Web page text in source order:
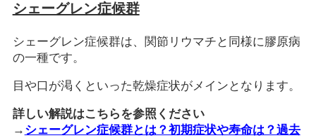
シェーグレン症候群
シェーグレン症候群は、関節リウマチと同様に膠原病
の一種です。
目や口が渇くといった乾燥症状がメインとなります。
詳しい解説はこちらを参照ください
→ シェーグレン症候群とは？初期症状や寿命は？過去